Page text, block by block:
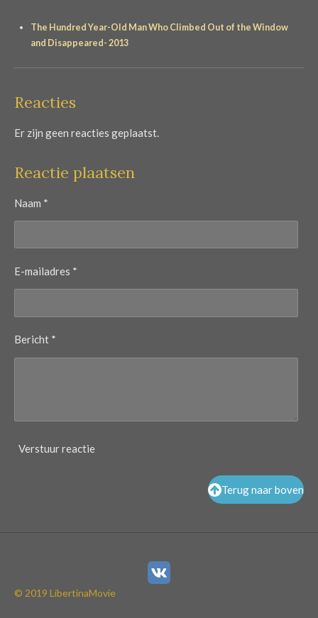
The Hundred Year-Old Man Who Climbed Out of the Window
and Disappeared- 2013
Reacties
Er zijn geen reacties geplaatst.
Reactie plaatsen
Naam *
E-mailadres *
Bericht *
Verstuur reactie
Terug naar boven
© 2019 LibertinaMovie